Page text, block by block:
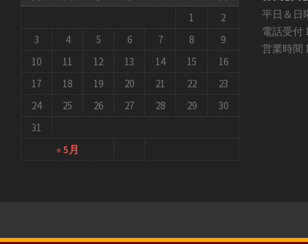
« 5月
1
2
3
4 5 6 7 8
9
10
11 12 13 14 15
16
17
18 19 20 21 22
23
24
25 26 27 28 29
30
31
平日＆日
電話受付
営業時間